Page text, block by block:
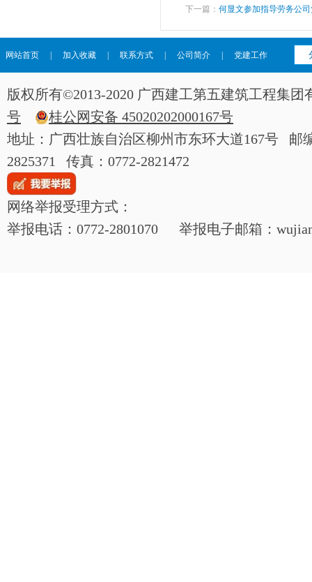
下一篇： 何显文参加指导劳务公
网站首页 加入收藏 联系方式 公司简介 党建工作
版权所有©2013-2020 广西建工第五建筑工程集
号
桂公网安备 45020202000167号
地址：广西壮族自治区柳州市东环大道167号 邮
2825371 传真：0772-2821472
网络举报受理方式：
举报电话：0772-2801070 举报电子邮箱：